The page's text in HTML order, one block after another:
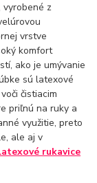
vyrobené z
vrstve
komfort
ako je umývanie
sú latexové
čistiacim
priľnú na ruky a
využitie, preto
ale aj v
rukavice